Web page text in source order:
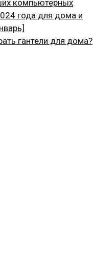
компьютерных
года для дома и
гантели для дома?